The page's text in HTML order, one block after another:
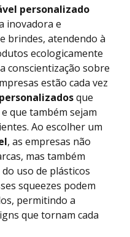
personalizado
inovadora e
brindes, atendendo à
ecologicamente
conscientização sobre
estão cada vez
que
que também sejam
Ao escolher um
, as empresas não
mas também
uso de plásticos
squeezes podem
permitindo a
que tornam cada